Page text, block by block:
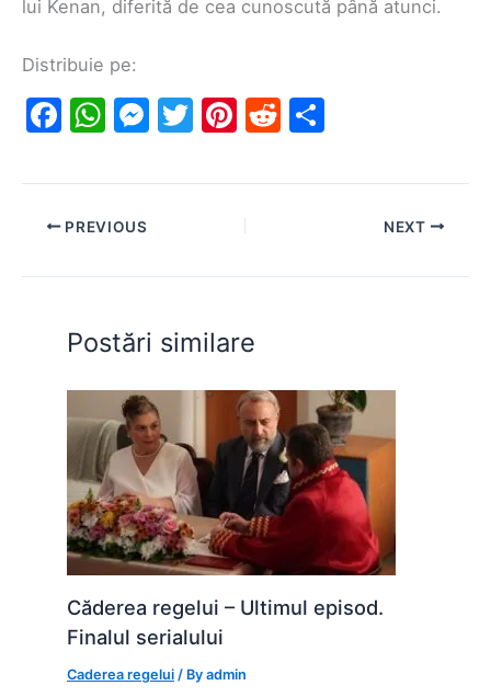
lui Kenan, diferită de cea cunoscută până atunci.
Distribuie pe:
F
c
e
o
o
k
W
at
s
p
p
M
s
n
g
er
T
itt
Pi
er
e
R
d ar
PREVIOUS NEXT
Postări similare
Căderea regelui – Ultimul episod.
Finalul serialului
Caderea regelui / Byadmin